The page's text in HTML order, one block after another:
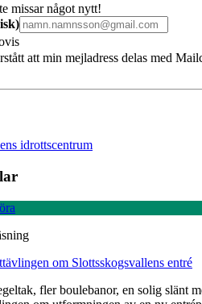
missar något nytt!
att min mejladress delas med
idrottscentrum
om Slottsskogsvallens entré
fler boulebanor, en solig slänt